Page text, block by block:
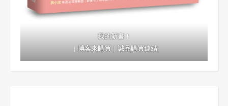
我的新書！
｜博客來購買｜誠品購買連結